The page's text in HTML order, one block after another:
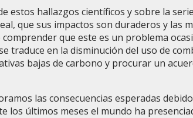
hallazgos científicos y sobre la
que sus impactos son duraderos y las
que este es un problema
traduce en la disminución del uso de
bajas de carbono y procurar un
las consecuencias esperadas
últimos meses el mundo ha